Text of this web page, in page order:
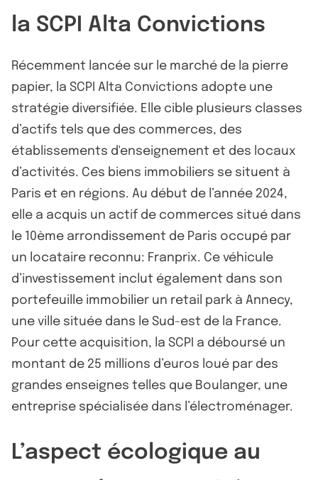
la SCPI Alta Convictions
Récemment lancée sur le marché de la pierre
papier, la SCPI Alta Convictions adopte une
stratégie diversifiée. Elle cible plusieurs classes
d’actifs tels que des commerces, des
établissements d'enseignement et des locaux
d’activités. Ces biens immobiliers se situent à
Paris et en régions. Au début de l’année 2024,
elle a acquis un actif de commerces situé dans
le 10ème arrondissement de Paris occupé par
un locataire reconnu: Franprix. Ce véhicule
d’investissement inclut également dans son
portefeuille immobilier un retail park à Annecy,
une ville située dans le Sud-est de la France.
Pour cette acquisition, la SCPI a déboursé un
montant de 25 millions d’euros loué par des
grandes enseignes telles que Boulanger, une
entreprise spécialisée dans l’électroménager.
L’aspect écologique au